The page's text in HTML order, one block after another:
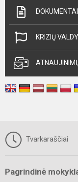
DOKUMENTAI
KRIZIŲ
Tvarkaraščiai
Pagrindinė